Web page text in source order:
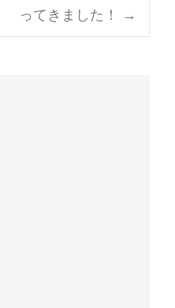
ってきました！
→